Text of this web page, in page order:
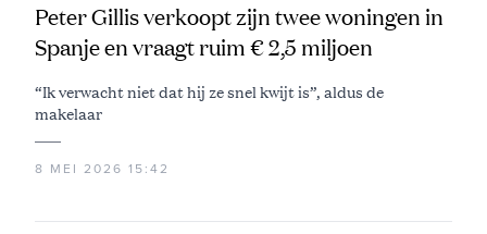
Peter Gillis verkoopt zijn twee woningen in
Spanje en vraagt ruim € 2,5 miljoen
“Ik verwacht niet dat hij ze snel kwijt is”, aldus de
makelaar
8 MEI 2026 15:42